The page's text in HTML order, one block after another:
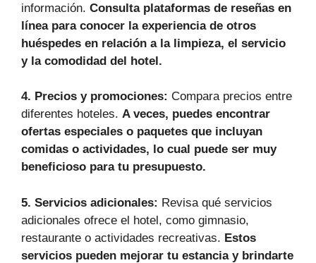
información. Consulta plataformas de reseñas en
línea para conocer la experiencia de otros
huéspedes en relación a la limpieza, el servicio
y la comodidad del hotel.
4. Precios y promociones: Compara precios entre
diferentes hoteles. A veces, puedes encontrar
ofertas especiales o paquetes que incluyan
comidas o actividades, lo cual puede ser muy
beneficioso para tu presupuesto.
5. Servicios adicionales: Revisa qué servicios
adicionales ofrece el hotel, como gimnasio,
restaurante o actividades recreativas. Estos
servicios pueden mejorar tu estancia y brindarte